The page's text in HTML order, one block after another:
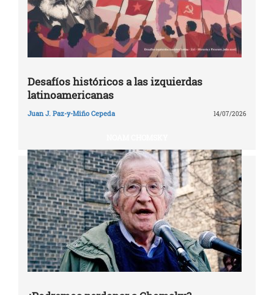
Desafíos históricos a las izquierdas
latinoamericanas
Juan J. Paz-y-Miño Cepeda 14/07/2026